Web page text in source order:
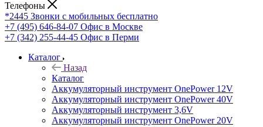
Телефоны
*2445 Звонки с мобильных бесплатно
+7 (495) 646-84-07 Офис в Москве
+7 (342) 255-44-45 Офис в Перми
Каталог
Назад
Каталог
Аккумуляторный инструмент OnePower 12V
Аккумуляторный инструмент OnePower 40V
Аккумуляторный инструмент 3,6V
Аккумуляторный инструмент OnePower 20V